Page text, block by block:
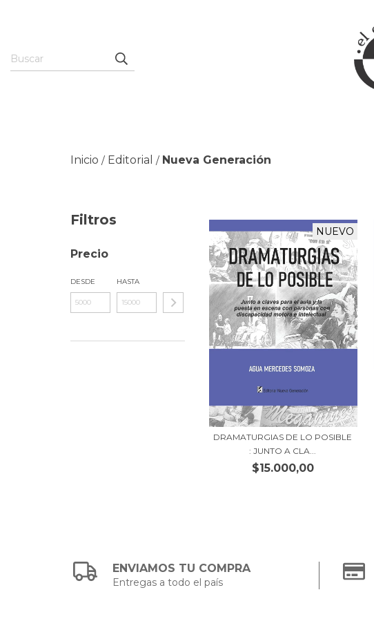
Inicio / Editorial / Nueva Generación
Filtros
Precio
DESDE HASTA
NUEVO
DRAMATURGIAS DE LO POSIBLE
: JUNTO A CLA...
$15.000,00
ENVIAMOS TU COMPRA
Entregas a todo el país